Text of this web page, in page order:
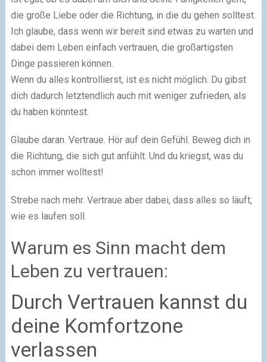
die große Liebe oder die Richtung, in die du gehen solltest.
Ich glaube, dass wenn wir bereit sind etwas zu warten und
dabei dem Leben einfach vertrauen, die großartigsten
Dinge passieren können.
Wenn du alles kontrollierst, ist es nicht möglich. Du gibst
dich dadurch letztendlich auch mit weniger zufrieden, als
du haben könntest.
Glaube daran. Vertraue. Hör auf dein Gefühl. Beweg dich in
die Richtung, die sich gut anfühlt. Und du kriegst, was du
schon immer wolltest!
Strebe nach mehr. Vertraue aber dabei, dass alles so läuft,
wie es laufen soll.
Warum es Sinn macht dem
Leben zu vertrauen:
Durch Vertrauen kannst du
deine Komfortzone
verlassen